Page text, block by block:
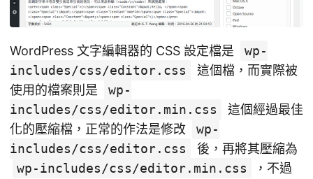
WordPress 文字編輯器的 CSS 設定檔是
wp-
includes/css/editor.css
這個檔，而實際被
使用的檔案則是
wp-
includes/css/editor.min.css
這個經過最佳
化的壓縮檔，正常的作法是修改
wp-
includes/css/editor.css
後，再將其壓縮為
wp-includes/css/editor.min.css
，不過